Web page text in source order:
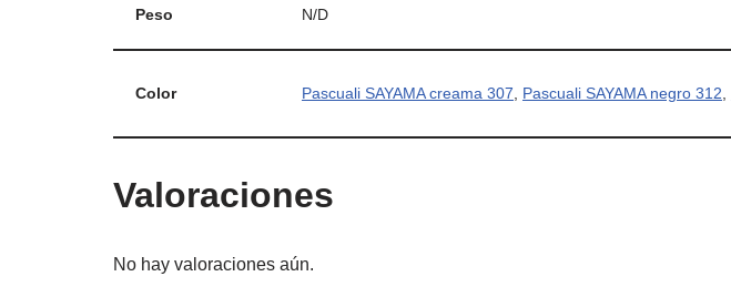
Peso N/D
Color Pascuali SAYAMA creama 307 Pascuali SAYAMA negro 312
Valoraciones
No hay valoraciones aún.